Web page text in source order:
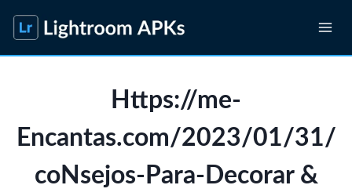
content
Https://me-
Encantas.com/2023/01/31/
coNsejos-Para-Decorar &